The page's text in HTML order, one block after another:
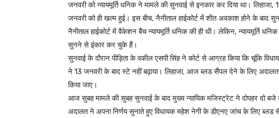
जनवरी को न्यायमूर्ति धनिक ने मामले की सुनवाई से इनकार कर दिया था।
जनवरी को ही खत्म हुई। इस बीच, नैनीताल हाईकोर्ट में शीत अवकाश होने के बाद
नैनीताल हाईकोर्ट में वैकेशन बैंच न्यायमूर्ति धनिक की ही थी। लेकिन, न्यायमूर्ति
सुनने से इंकार कर चुके हैं।
सुनवाई के दौरान पीड़िता के वकील एसपी सिंह ने कोर्ट से आग्रह किया कि चूंकि
ने 13 जनवरी के बाद स्टे नहीं बढ़ाया। लिहाजा, आज ब्लड सैंपल देने के लिए अदालत
किया जाए।
आज सुबह मामले की सुबह सुनवाई के बाद मुख्य न्यायिक मजिस्ट्रेट ने दोपहर दो बजे
अदालत ने अपना निर्णय सुनाते हुए विधायक महेश नेगी के डीएनए जांच के लिए ब्लड